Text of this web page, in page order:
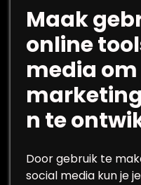
Maak
online
media om
n te
Door gebruik te
social media kun je